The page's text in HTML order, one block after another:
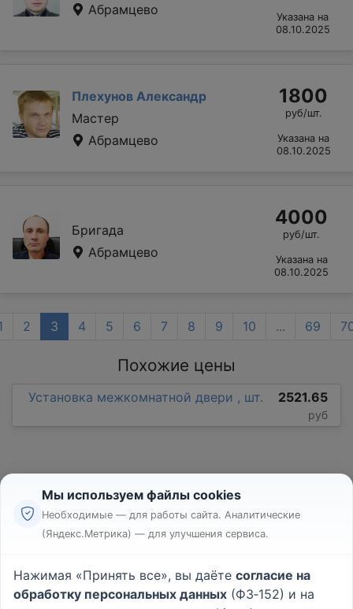
Абрамцево
Указана на
08.10.2025
Плехунов Александр
Мастер
Абрамцево
1800
руб/шт.
Указана на
08.10.2025
Бригада
Абрамцево
4000
руб/шт.
Указана на
08.10.2025
2 3 4 5 6 7 8 9 10 ... 69
Похожие цены
Установка межкомнатной двери , шт. 2521.65
руб
Реклама
Пользовательское соглашение
Политика конфиденциальности
Мы используем файлы cookies
Необходимые — для работы сайта. Аналитические
(Яндекс.Метрика) — для улучшения сервиса.
Нажимая «Принять все», вы даёте согласие на
обработку персональных данных (ФЗ‑152) и на